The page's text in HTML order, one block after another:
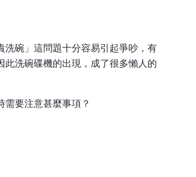
碗」這問題十分容易引起爭吵，有
洗碗碟機的出現，成了很多懶人的
要注意甚麼事項？